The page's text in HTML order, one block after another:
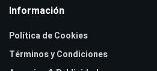
Información
Política de Cookies
Términos y Condiciones